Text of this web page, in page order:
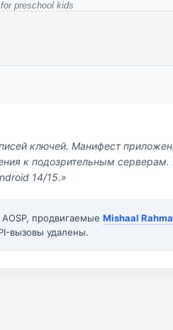
preschool kids
ключей. Манифест
к подозрительным
14/15.»
продвигаемые Mishaal
вызовы удалены.